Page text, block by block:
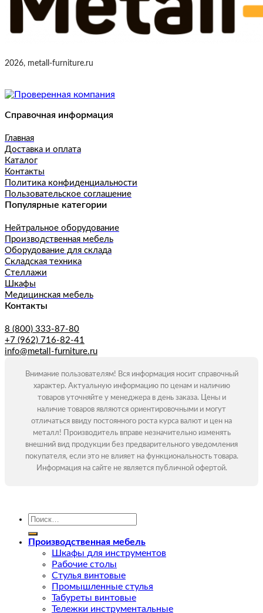
2026, metall-furniture.ru
Справочная информация
Главная
Доставка и оплата
Каталог
Контакты
Политика конфиденциальности
Пользовательское соглашение
Популярные категории
Нейтральное оборудование
Производственная мебель
Оборудование для склада
Складская техника
Стеллажи
Шкафы
Медицинская мебель
Контакты
8 (800) 333-87-80
+7 (962) 716-82-41
info@metall-furniture.ru
Внимание пользователям! Вся информация носит справочный
характер. Актуальную информацию по ценам и наличию
товаров уточняйте у менеджера в день заказа. Цены и
наличие товаров являются ориентировочными и могут
отличаться ввиду постоянного роста курса валют и цен на
металл! Производитель вправе незначительно изменять
внешний вид продукции без предварительного уведомления
покупателя, если это не влияет на функциональность товара.
Информация на сайте не является публичной офертой.
Искать:
Производственная мебель
Шкафы для инструментов
Рабочие столы
Стулья винтовые
Промышленные стулья
Табуреты винтовые
Тележки инструментальные